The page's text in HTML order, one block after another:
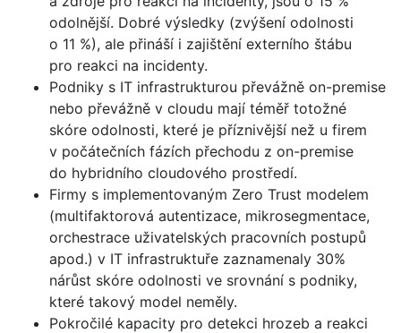
odolnější. Dobré výsledky (zvýšení odolnosti
o 11 %), ale přináší i zajištění externího štábu
pro reakci na incidenty.
Podniky s IT infrastrukturou převážně on-premise
nebo převážně v cloudu mají téměř totožné
skóre odolnosti, které je příznivější než u firem
v počátečních fázích přechodu z on-premise
do hybridního cloudového prostředí.
Firmy s implementovaným Zero Trust modelem
(multifaktorová autentizace, mikrosegmentace,
orchestrace uživatelských pracovních postupů
apod.) v IT infrastruktuře zaznamenaly 30%
nárůst skóre odolnosti ve srovnání s podniky,
které takový model neměly.
Pokročilé kapacity pro detekci hrozeb a reakci